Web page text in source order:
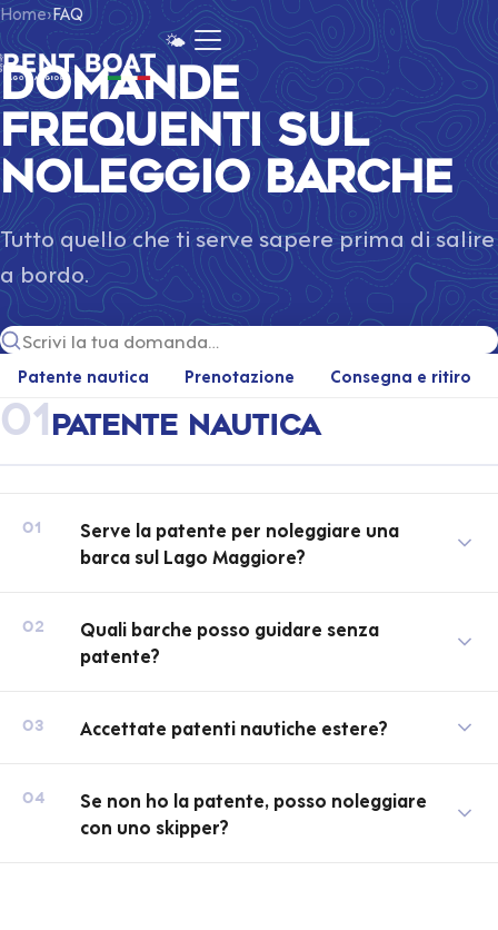
🌤️
Home›FAQ
Domande
frequenti sul
noleggio barche
Tutto quello che ti serve sapere prima di salire
a bordo.
Cerca nelle domande frequenti
Patente nautica Prenotazione Consegna e ritiro
01Patente nautica
01
Serve la patente per noleggiare una
barca sul Lago Maggiore?
02
Quali barche posso guidare senza
patente?
03 Accettate patenti nautiche estere?
04
Se non ho la patente, posso noleggiare
con uno skipper?